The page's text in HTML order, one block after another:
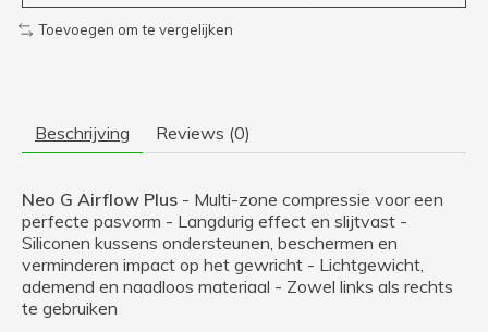
Toevoegen om te vergelijken
Beschrijving Reviews (0)
Neo G Airflow Plus - Multi-zone compressie voor een
perfecte pasvorm - Langdurig effect en slijtvast -
Siliconen kussens ondersteunen, beschermen en
verminderen impact op het gewricht - Lichtgewicht,
ademend en naadloos materiaal - Zowel links als rechts
te gebruiken